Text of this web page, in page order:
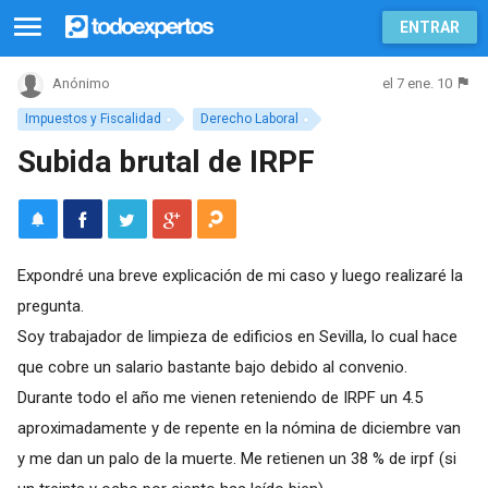
ENTRAR
Impuestos y Fiscalidad Derecho Laboral
Anónimo el 7 ene. 10
Subida brutal de IRPF
Expondré una breve explicación de mi caso y luego realizaré la
pregunta.
Soy trabajador de limpieza de edificios en Sevilla, lo cual hace
que cobre un salario bastante bajo debido al convenio.
Durante todo el año me vienen reteniendo de IRPF un 4.5
aproximadamente y de repente en la nómina de diciembre van
y me dan un palo de la muerte. Me retienen un 38 % de irpf (si